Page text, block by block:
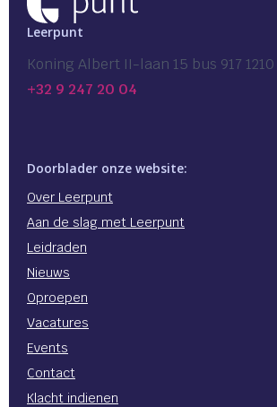
Leerpunt
Koning Albert II-laan 15 bus 917
+32 9 247 20 04
Doorblader onze website:
Over Leerpunt
Aan de slag met Leerpunt
Leidraden
Nieuws
Oproepen
Vacatures
Events
Contact
Klacht indienen